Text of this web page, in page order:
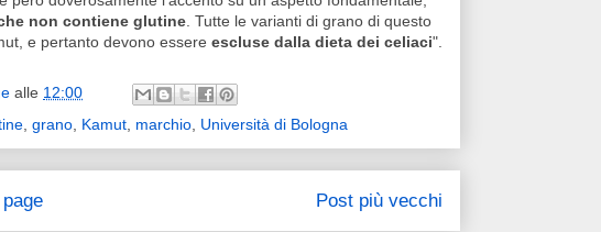
non contiene glutine. Tutte le varianti di grano di questo
e pertanto devono essere escluse dalla dieta dei celiaci".
alle 12:00
, grano, Kamut, marchio, Università di Bologna
Post più vecchi
page